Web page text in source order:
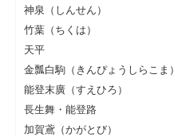
神泉（しんせん）
竹葉（ちくは）
天平
金瓢白駒（きんぴょうしらこま）
能登末廣（すえひろ）
長生舞・能登路
加賀鳶（かがとび）